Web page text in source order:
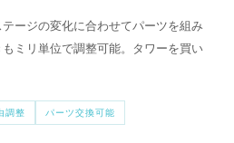
ージの変化に合わせてパーツを組み
ミリ単位で調整可能。タワーを買い
調整 パーツ交換可能